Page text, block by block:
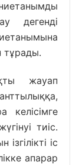
дегенді
тұрады.
жауап
келісімге
тиіс.
іс
апарар